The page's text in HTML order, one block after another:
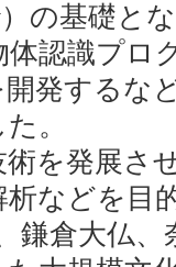
）の基礎
認識プロ
発するな
。
を発展さ
などを目
鎌倉大仏